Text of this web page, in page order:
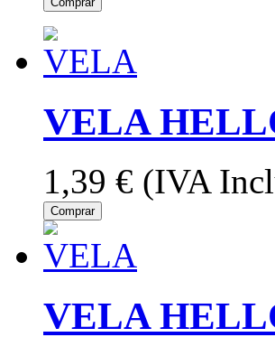
VELA
1,39 € (IVA
Comprar
VELA